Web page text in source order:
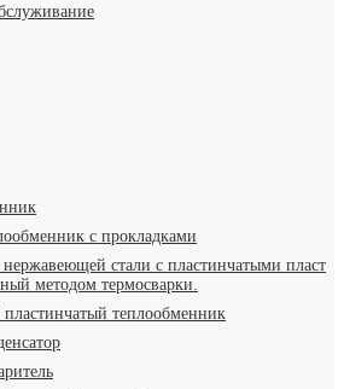
с прокладками
стали с пластинчатыми пласт
методом термосварки.
теплообменник